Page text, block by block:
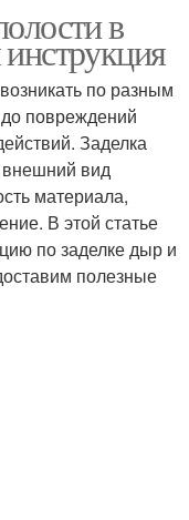
в
по разным
повреждений
Заделка
внешний вид
материала,
В этой статье
по заделке дыр и
полезные